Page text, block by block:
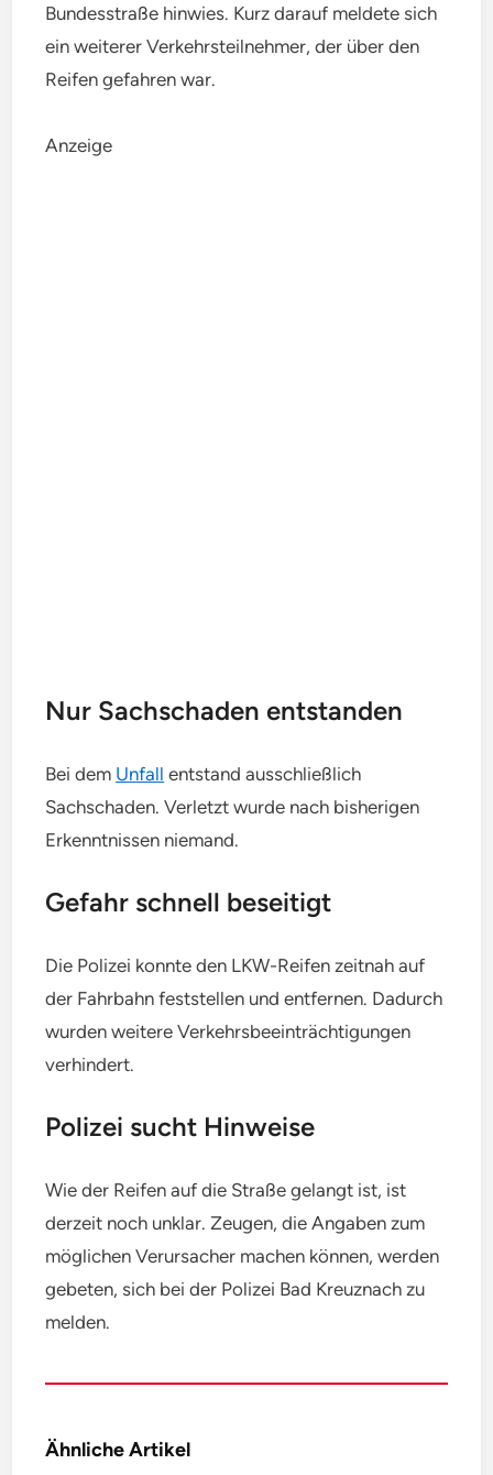
Bundesstraße hinwies. Kurz darauf meldete sich
ein weiterer Verkehrsteilnehmer, der über den
Reifen gefahren war.
Anzeige
Nur Sachschaden entstanden
Bei dem Unfall entstand ausschließlich
Sachschaden. Verletzt wurde nach bisherigen
Erkenntnissen niemand.
Gefahr schnell beseitigt
Die Polizei konnte den LKW-Reifen zeitnah auf
der Fahrbahn feststellen und entfernen. Dadurch
wurden weitere Verkehrsbeeinträchtigungen
verhindert.
Polizei sucht Hinweise
Wie der Reifen auf die Straße gelangt ist, ist
derzeit noch unklar. Zeugen, die Angaben zum
möglichen Verursacher machen können, werden
gebeten, sich bei der Polizei Bad Kreuznach zu
melden.
Ähnliche Artikel